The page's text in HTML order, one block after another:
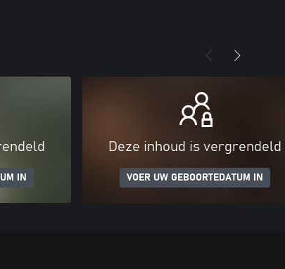
IN
Deze inhoud is vergrendeld
VOER UW GEBOORTEDATUM IN